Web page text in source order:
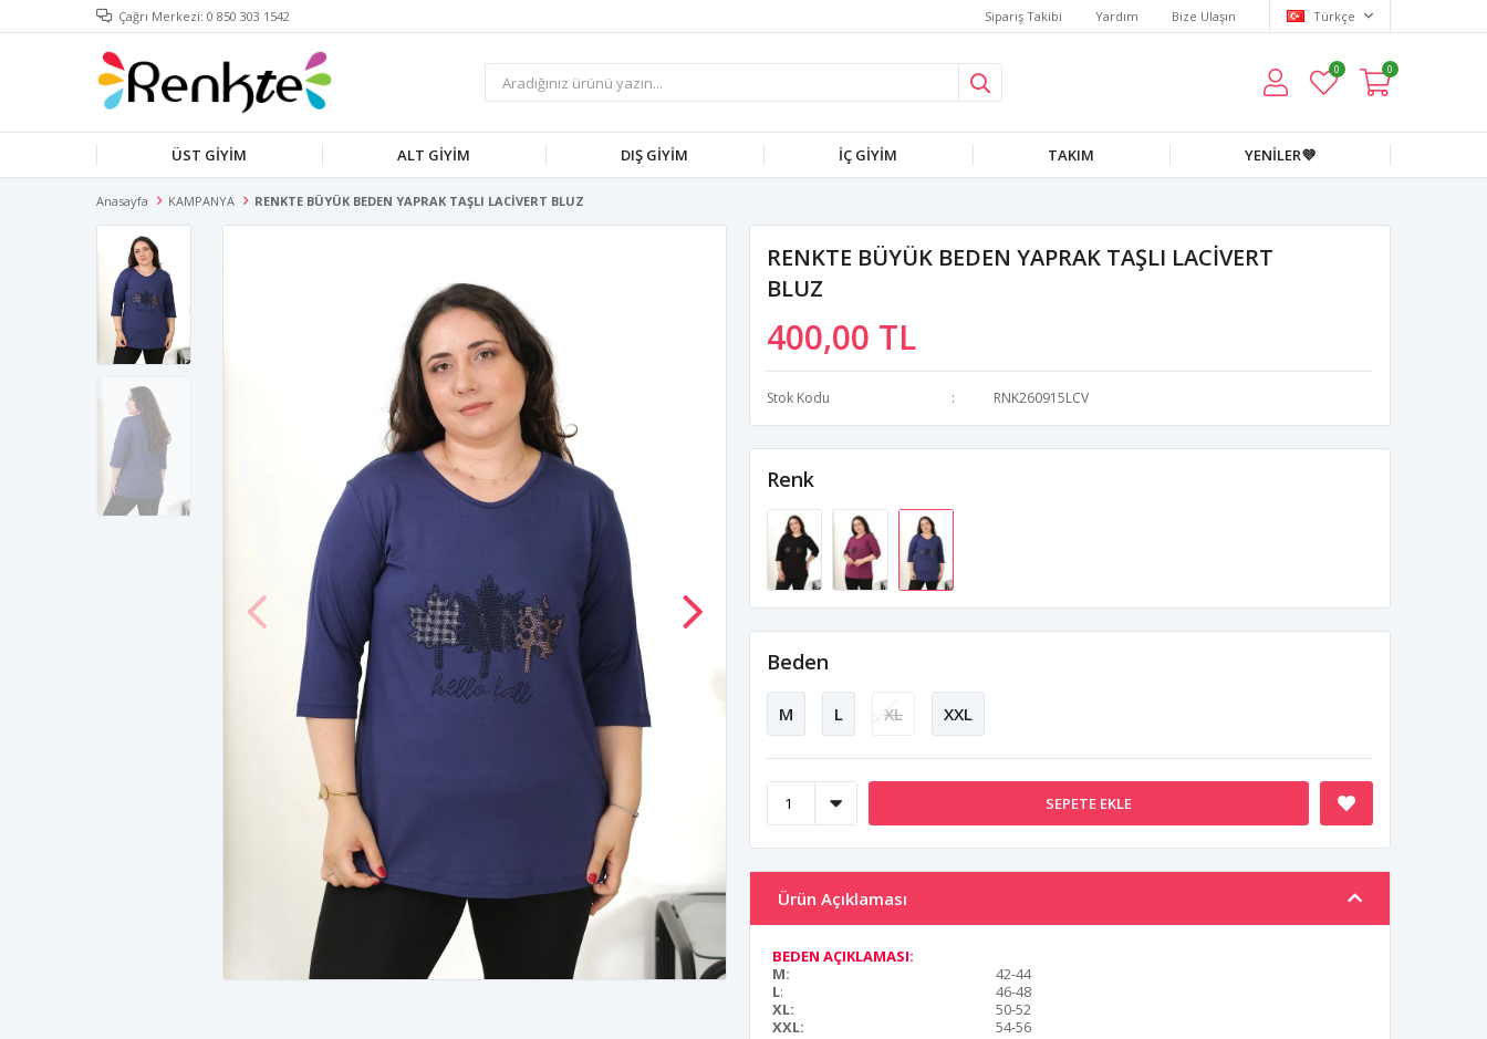
Çağrı Merkezi: 0 850 303 1542 Sipariş Takibi Yardım Bize Ulaşın Türkçe
0 0
ÜST GİYİM ALT GİYİM DIŞ GİYİM İÇ GİYİM TAKIM YENİLER💜
Anasayfa KAMPANYA RENKTE BÜYÜK BEDEN YAPRAK TAŞLI LACİVERT BLUZ
RENKTE BÜYÜK BEDEN YAPRAK TAŞLI LACİVERT
BLUZ
400,00 TL
Stok Kodu RNK260915LCV
Renk
Beden
M L XL XXL
SEPETE EKLE
Ürün Açıklaması
BEDEN AÇIKLAMASI:
M:
42-44
L:
46-48
XL:
50-52
XXL:
54-56